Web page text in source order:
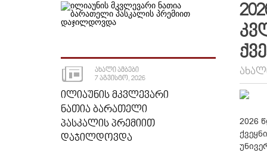
ᲐᲮᲐᲚᲘ ᲐᲛᲑᲔᲑᲘ
7 ᲐᲒᲕᲘᲡᲢᲝ, 2026
ᲘᲚᲘᲐᲣᲜᲘᲡ ᲛᲙᲕᲚᲔᲕᲐᲠᲘ
ᲜᲐᲗᲘᲐ ᲑᲐᲠᲐᲗᲔᲚᲘ
ᲞᲐᲡᲙᲐᲚᲘᲡ ᲞᲠᲔᲛᲘᲘᲗ
ᲓᲐᲯᲘᲚᲓᲝᲕᲓᲐ
2026